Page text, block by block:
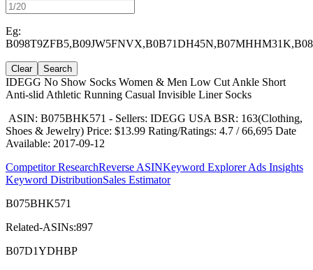
Eg:
Clear Search
IDEGG No Show Socks Women & Men Low Cut Ankle Short
Anti-slid Athletic Running Casual Invisible Liner Socks
ASIN: B075BHK571 - Sellers: IDEGG USABSR: 163(Clothing,
Shoes & Jewelry) Price: $13.99 Rating/Ratings: 4.7 / 66,695 Date
Available: 2017-09-12
Competitor ResearchReverse ASINKeyword ExplorerAds Insights
Keyword DistributionSales Estimator
B075BHK571
Related-ASINs:897
B07D1YDHBP